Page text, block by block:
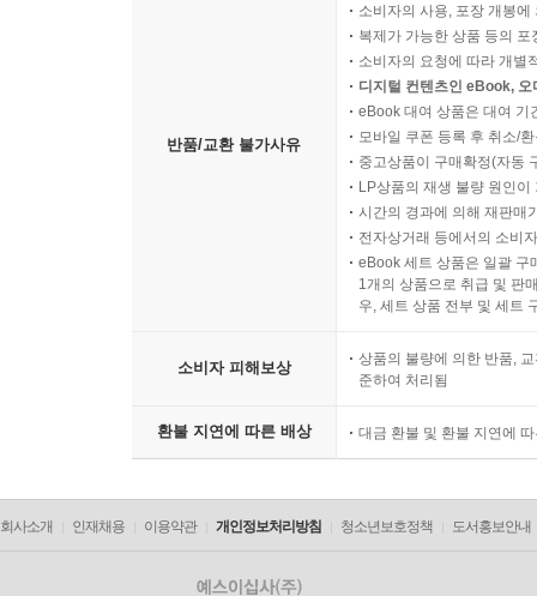
반품/교환 불가사유
소비자의 사용, 포장 개봉
복제가 가능한 상품 등의
소비자의 요청에 따라 개별
디지털 컨텐츠인 eBook,
eBook 대여 상품은 대여 기
모바일 쿠폰 등록 후 취소/
중고상품이 구매확정(자동
LP상품의 재생 불량 원인
시간의 경과에 의해 재판매
전자상거래 등에서의 소비
eBook 세트 상품은 일괄 구
1개의 상품으로 취급 및 판
우, 세트 상품 전부 및 세트
소비자 피해보상
상품의 불량에 의한 반품,
준하여 처리됨
환불 지연에 따른 배상 대금 환불 및 환불 지연에
회사소개 인재채용 이용약관 개인정보처리방침 청소년보호정책 도서홍보안내